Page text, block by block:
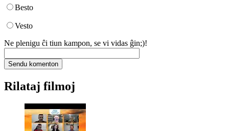
Besto
Vesto
Ne plenigu ĉi tiun kampon, se vi vidas ĝin;)!
Rilataj filmoj